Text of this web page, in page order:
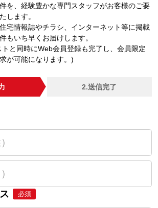
を、経験豊かな専門スタッフがお客様のご要
します。
宅情報誌やチラシ、インターネット等に掲載
もいち早くお届けします。
と同時にWeb会員登録も完了し、会員限定
が可能になります。)
2.送信完了
必須